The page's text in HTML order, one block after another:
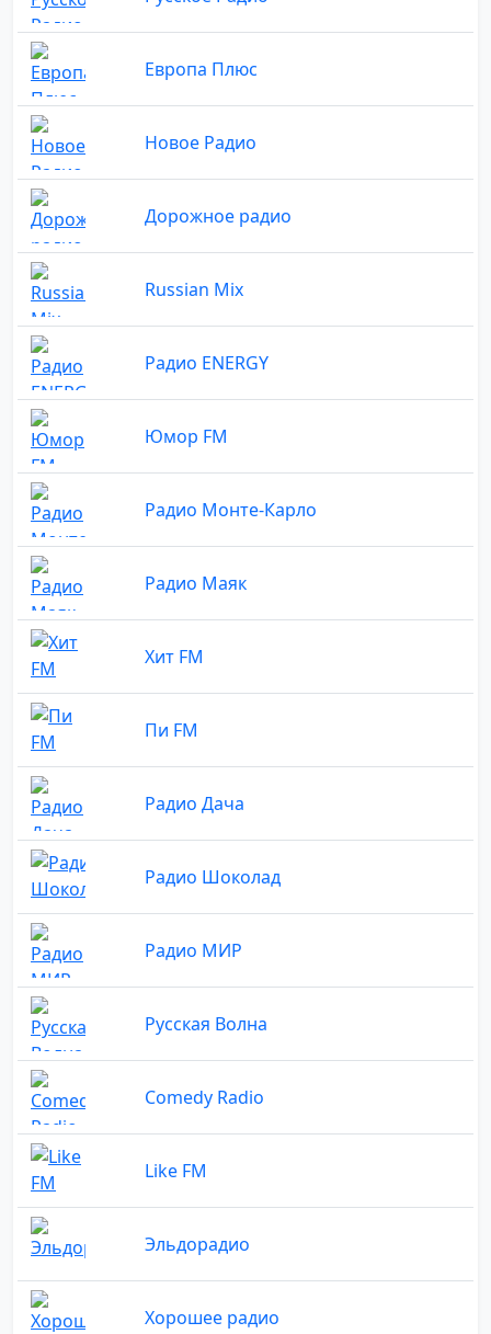
Европа Плюс
Новое Радио
Дорожное радио
Russian Mix
Радио ENERGY
Юмор FM
Радио Монте-Карло
Радио Маяк
Хит FM
Пи FM
Радио Дача
Радио Шоколад
Радио МИР
Русская Волна
Comedy Radio
Like FM
Эльдорадио
Хорошее радио